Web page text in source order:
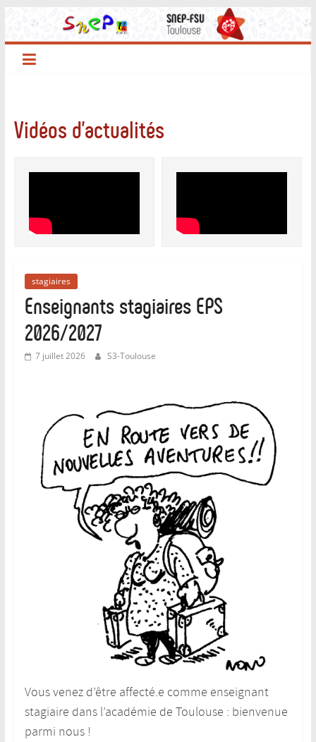
contenu
Vidéos d'actualités
stagiaires
Enseignants stagiaires EPS
2026/2027
7 juillet 2026 S3-Toulouse
Vous venez d’être affecté.e comme enseignant
stagiaire dans l’académie de Toulouse : bienvenue
parmi nous !